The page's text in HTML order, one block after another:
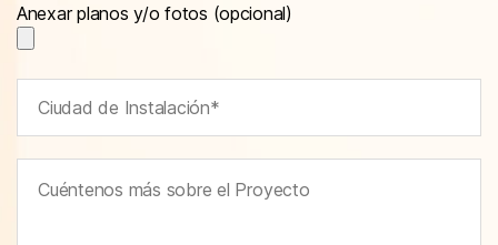
Anexar planos y/o fotos (opcional)